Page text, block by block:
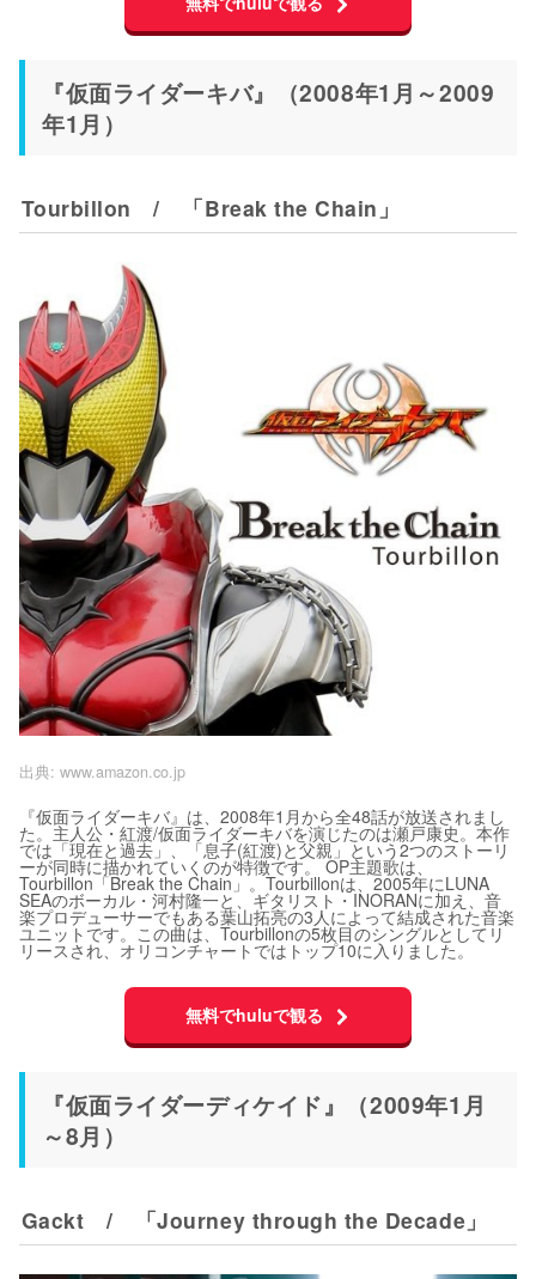
『仮面ライダーキバ』（2008年1月～2009
年1月）
Tourbillon / 「Break the Chain」
出典: www.amazon.co.jp
『仮面ライダーキバ』は、2008年1月から全48話が放送されまし
た。主人公・紅渡/仮面ライダーキバを演じたのは瀬戸康史。本作
では「現在と過去」、「息子(紅渡)と父親」という2つのストーリ
ーが同時に描かれていくのが特徴です。 OP主題歌は、
Tourbillon「Break the Chain」。Tourbillonは、2005年にLUNA
SEAのボーカル・河村隆一と、ギタリスト・INORANに加え、音
楽プロデューサーでもある葉山拓亮の3人によって結成された音楽
ユニットです。この曲は、Tourbillonの5枚目のシングルとしてリ
リースされ、オリコンチャートではトップ10に入りました。
無料でhuluで観る
『仮面ライダーディケイド』（2009年1月
～8月）
Gackt / 「Journey through the Decade」